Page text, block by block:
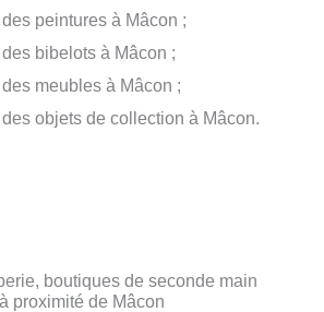
peintures à Mâcon ;
bibelots à Mâcon ;
meubles à Mâcon ;
objets de collection à Mâcon.
boutiques de seconde main
proximité de Mâcon